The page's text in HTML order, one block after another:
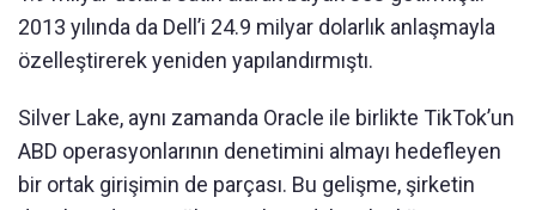
2013 yılında da Dell’i 24.9 milyar dolarlık anlaşmayla
özelleştirerek yeniden yapılandırmıştı.
Silver Lake, aynı zamanda Oracle ile birlikte TikTok’un
ABD operasyonlarının denetimini almayı hedefleyen
bir ortak girişimin de parçası. Bu gelişme, şirketin